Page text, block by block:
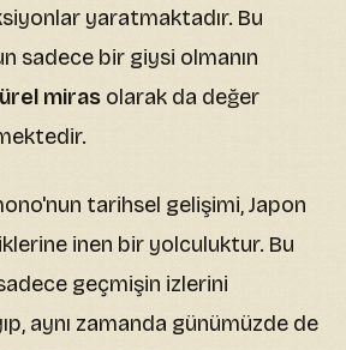
yaratmaktadır. Bu
sadece bir giysi olmanın
miras olarak da değer
tarihsel gelişimi, Japon
inen bir yolculuktur. Bu
geçmişin izlerini
aynı zamanda günümüzde de